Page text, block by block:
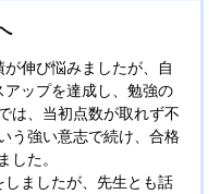
伸び悩みましたが、自
ップを達成し、勉強の
は、当初点数が取れず不
う強い意志で続け、合格
した。
ましたが、先生とも話